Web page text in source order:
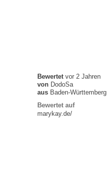
Bewertetvor 2 Jahren
von DodoSa
aus Baden-Württemberg
Bewertet auf
marykay.de/